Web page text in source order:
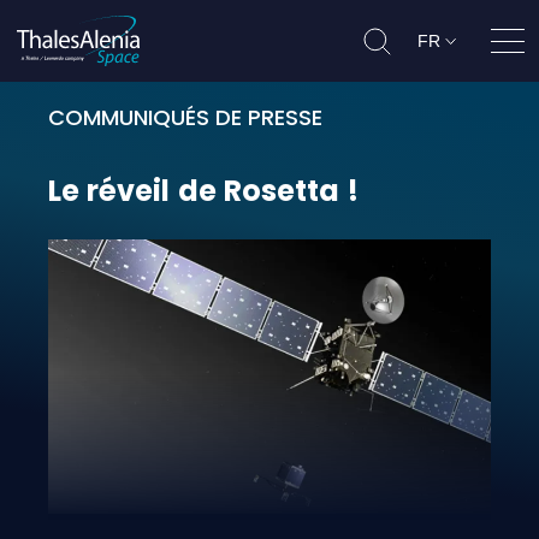
FR
COMMUNIQUÉS DE PRESSE
Le réveil de Rosetta !
Le réveil de Rosetta !